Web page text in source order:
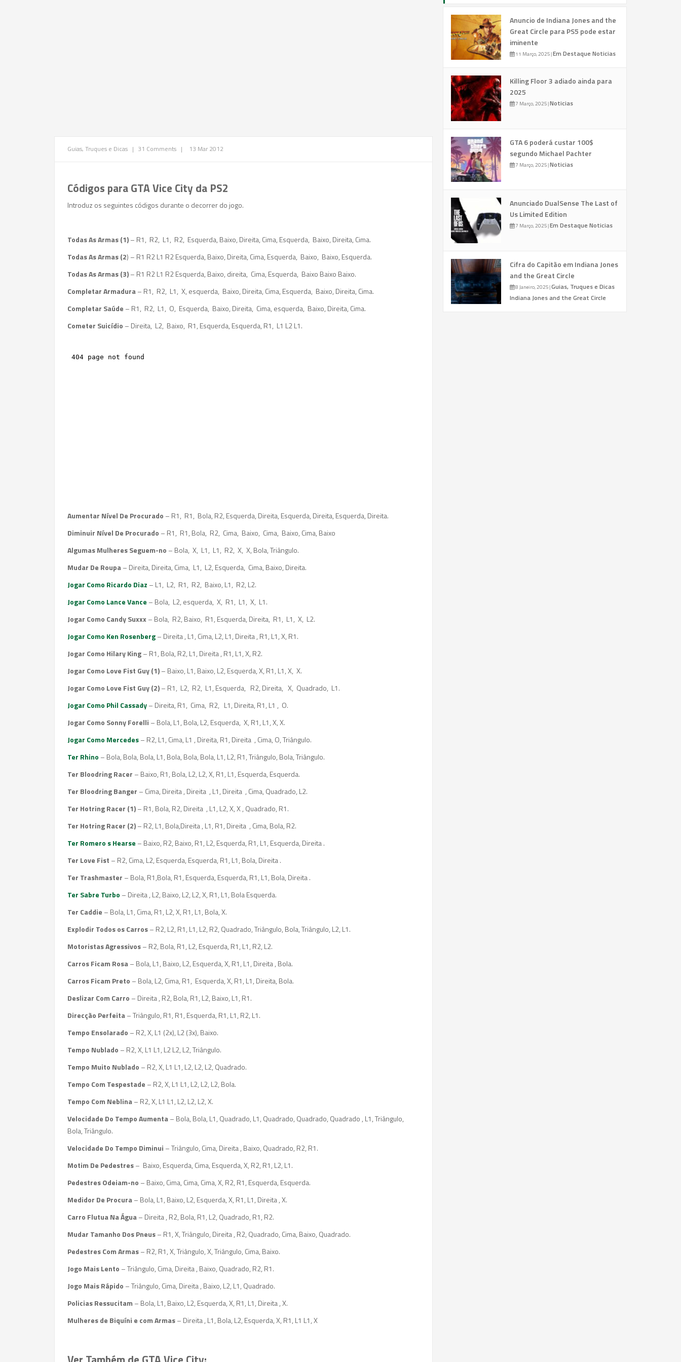
Guias, Truques e Dicas | 31 Comments | 13 Mar 2012
Códigos paraGTA Vice City da PS2
Introduz os seguintes códigos durante o decorrer do jogo.
Todas As Armas (1)– R1, R2, L1, R2, Esquerda, Baixo, Direita, Cima, Esquerda, Baixo, Direita, Cima.
Todas As Armas (2) – R1 R2 L1 R2 Esquerda, Baixo, Direita, Cima, Esquerda, Baixo, Baixo, Esquerda.
Todas As Armas (3)– R1 R2 L1 R2 Esquerda, Baixo, direita, Cima, Esquerda, Baixo Baixo Baixo.
Completar Armadura– R1, R2, L1, X, esquerda, Baixo, Direita, Cima, Esquerda, Baixo, Direita, Cima.
Completar Saúde – R1, R2, L1, O, Esquerda, Baixo, Direita, Cima, esquerda, Baixo, Direita, Cima.
Cometer Suicídio – Direita, L2, Baixo, R1, Esquerda, Esquerda, R1, L1 L2 L1.
Aumentar Nível De Procurado – R1, R1, Bola, R2, Esquerda, Direita, Esquerda, Direita, Esquerda, Direita.
Diminuir Nível De Procurado – R1, R1, Bola, R2, Cima, Baixo, Cima, Baixo, Cima, Baixo
Algumas Mulheres Seguem-no – Bola, X, L1, L1, R2, X, X, Bola, Triângulo.
Mudar De Roupa– Direita, Direita, Cima, L1, L2, Esquerda, Cima, Baixo, Direita.
Jogar Como Ricardo Diaz – L1, L2, R1, R2, Baixo, L1, R2, L2.
Jogar Como Lance Vance – Bola, L2, esquerda, X, R1, L1, X, L1.
Jogar Como Candy Suxxx– Bola, R2, Baixo, R1, Esquerda, Direita, R1, L1, X, L2.
Jogar Como Ken Rosenberg– Direita , L1, Cima, L2, L1, Direita , R1, L1, X, R1.
Jogar Como Hilary King– R1, Bola, R2, L1, Direita , R1, L1, X, R2.
Jogar Como Love Fist Guy (1)– Baixo, L1, Baixo, L2, Esquerda, X, R1, L1, X, X.
Jogar Como Love Fist Guy (2)– R1, L2, R2, L1, Esquerda, R2, Direita, X, Quadrado, L1.
Jogar Como Phil Cassady– Direita, R1, Cima, R2, L1, Direita, R1, L1 , O.
Jogar Como Sonny Forelli – Bola, L1, Bola, L2, Esquerda, X, R1, L1, X, X.
Jogar Como Mercedes– R2, L1, Cima, L1 , Direita, R1, Direita , Cima, O, Triângulo.
Ter Rhino – Bola, Bola, Bola, L1, Bola, Bola, Bola, L1, L2, R1, Triângulo, Bola, Triângulo.
Ter Bloodring Racer – Baixo, R1, Bola, L2, L2, X, R1, L1, Esquerda, Esquerda.
Ter Bloodring Banger – Cima, Direita , Direita , L1, Direita , Cima, Quadrado, L2.
Ter Hotring Racer (1)– R1, Bola, R2, Direita , L1, L2, X, X , Quadrado, R1.
Ter Hotring Racer (2)– R2, L1, Bola,Direita , L1, R1, Direita , Cima, Bola, R2.
Ter Romero s Hearse – Baixo, R2, Baixo, R1, L2, Esquerda, R1, L1, Esquerda, Direita .
Ter Love Fist – R2, Cima, L2, Esquerda, Esquerda, R1, L1, Bola, Direita .
Ter Trashmaster – Bola, R1,Bola, R1, Esquerda, Esquerda, R1, L1, Bola, Direita .
Ter Sabre Turbo – Direita , L2, Baixo, L2, L2, X, R1, L1, Bola Esquerda.
Ter Caddie – Bola, L1, Cima, R1, L2, X, R1, L1, Bola, X.
Explodir Todos os Carros– R2, L2, R1, L1, L2, R2, Quadrado, Triângulo, Bola, Triângulo, L2, L1.
Motoristas Agressivos– R2, Bola, R1, L2, Esquerda, R1, L1, R2, L2.
Carros Ficam Rosa– Bola, L1, Baixo, L2, Esquerda, X, R1, L1, Direita , Bola.
Carros Ficam Preto – Bola, L2, Cima, R1, Esquerda, X, R1, L1, Direita, Bola.
Deslizar Com Carro – Direita , R2, Bola, R1, L2, Baixo, L1, R1.
Direcção Perfeita– Triângulo, R1, R1, Esquerda, R1, L1, R2, L1.
Tempo Ensolarado – R2, X, L1 (2x), L2 (3x), Baixo.
Tempo Nublado – R2, X, L1 L1, L2 L2, L2, Triângulo.
Tempo Muito Nublado – R2, X, L1 L1, L2, L2, L2, Quadrado.
Tempo Com Tespestade – R2, X, L1 L1, L2, L2, L2, Bola.
Tempo Com Neblina– R2, X, L1 L1, L2, L2, L2, X.
Velocidade Do Tempo Aumenta– Bola, Bola, L1, Quadrado, L1, Quadrado, Quadrado, Quadrado , L1, Triângulo,
Bola, Triângulo.
Velocidade Do Tempo Diminui – Triângulo, Cima, Direita , Baixo, Quadrado, R2, R1.
Motim De Pedestres– Baixo, Esquerda, Cima, Esquerda, X, R2, R1, L2, L1.
Pedestres Odeiam-no – Baixo, Cima, Cima, Cima, X, R2, R1, Esquerda, Esquerda.
Medidor De Procura– Bola, L1, Baixo, L2, Esquerda, X, R1, L1, Direita , X.
Carro Flutua Na Água– Direita , R2, Bola, R1, L2, Quadrado, R1, R2.
Mudar Tamanho Dos Pneus– R1, X, Triângulo, Direita , R2, Quadrado, Cima, Baixo, Quadrado.
Pedestres Com Armas– R2, R1, X, Triângulo, X, Triângulo, Cima, Baixo.
Jogo Mais Lento – Triângulo, Cima, Direita , Baixo, Quadrado, R2, R1.
Jogo Mais Rápido – Triângulo, Cima, Direita , Baixo, L2, L1, Quadrado.
Policias Ressucitam – Bola, L1, Baixo, L2, Esquerda, X, R1, L1, Direita , X.
Mulheres de Biquíni e com Armas– Direita , L1, Bola, L2, Esquerda, X, R1, L1 L1, X
Anuncio de Indiana Jones and the
Great Circle para PS5 pode estar
iminente
11 Março, 2025|Em Destaque Noticias
Killing Floor 3 adiado ainda para
2025
7 Março, 2025|Noticias
GTA 6 poderá custar 100$
segundo Michael Pachter
7 Março, 2025|Noticias
Anunciado DualSense The Last of
Us Limited Edition
7 Março, 2025|Em Destaque Noticias
Cifra do Capitão em Indiana Jones
and the Great Circle
8 Janeiro, 2025|Guias, Truques e Dicas
Indiana Jones and the Great Circle